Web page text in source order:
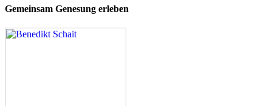
Gemeinsam Genesung erleben